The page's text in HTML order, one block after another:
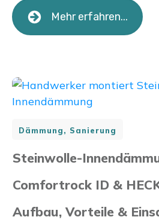
Mehr erfahren...
Dämmung, Sanierung
Steinwolle-
Comfortrock ID &
Aufbau, Vorteile &